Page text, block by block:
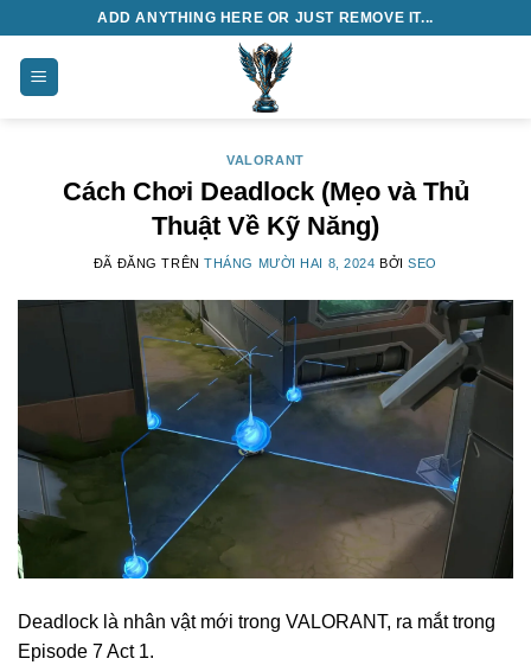
ADD ANYTHING HERE OR JUST REMOVE IT...
VALORANT
Cách Chơi Deadlock (Mẹo và Thủ
Thuật Về Kỹ Năng)
ĐÃ ĐĂNG TRÊNTHÁNG MƯỜI HAI 8, 2024 BỞISEO
Deadlock là nhân vật mới trong VALORANT, ra mắt trong
Episode 7 Act 1.